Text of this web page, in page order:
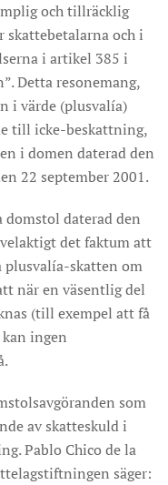
och tillräcklig
och i
i artikel 385 i
Detta resonemang,
i värde (plusvalía)
till icke-beskattning,
i domen daterad den
22 september 2001.
domstol daterad den
det faktum att
skatten om
när en väsentlig del
(till exempel att få
ingen
som
av skatteskuld i
Pablo Chico de la
säger: